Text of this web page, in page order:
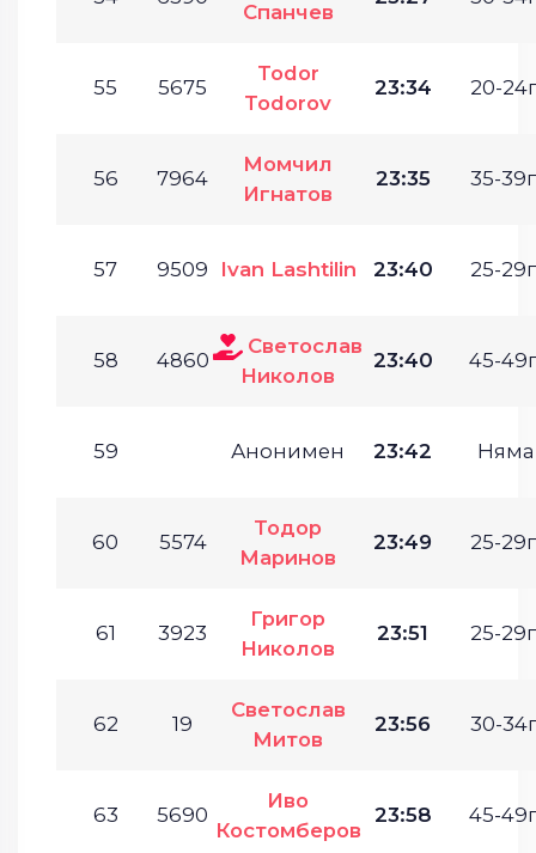
Спанчев
55 5675
Todor
Todorov
23:34 20-
56 7964
Момчил
Игнатов
23:35 35-
57 9509 Ivan Lashtilin 23:40 25-
58 4860
Светослав
Николов
23:40 45-
59 Анонимен 23:42 Няма
60 5574
Тодор
Маринов
23:49 25-
61 3923
Григор
Николов
23:51 25-
62 19
Светослав
Митов
23:56 30-
63 5690
Иво
Костомберов
23:58 45-